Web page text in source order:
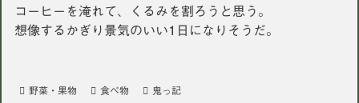
コーヒーを淹れて、くるみを割ろうと思う。
想像するかぎり景気のいい1日になりそうだ。
野菜・果物 食べ物 鬼っ記